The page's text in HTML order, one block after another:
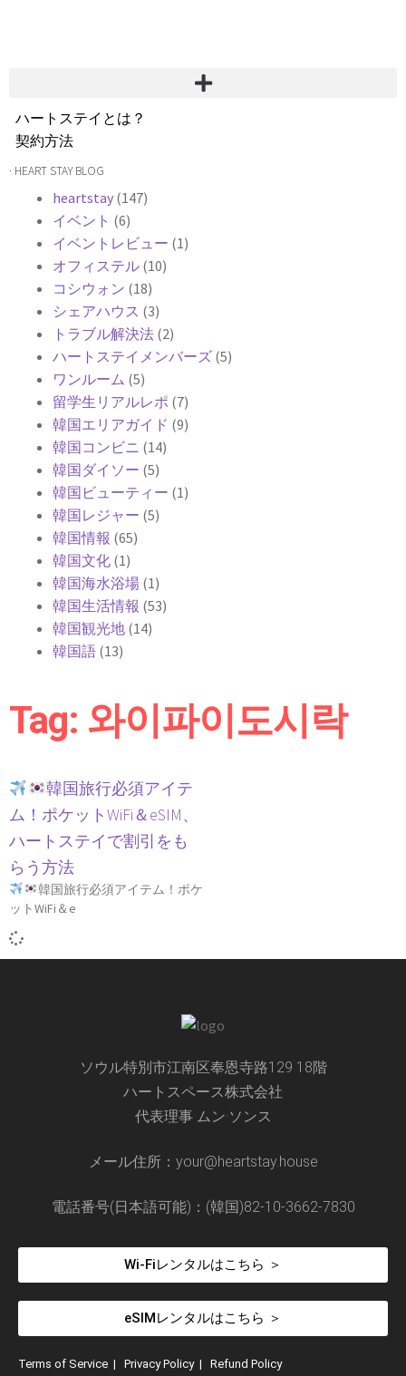
ハートステイとは？
契約方法
韓国不動産情報
よくある質問
Heartee
· HEART STAY BLOG
heartstay (147)
イベント (6)
イベントレビュー (1)
オフィステル (10)
コシウォン (18)
シェアハウス (3)
トラブル解決法 (2)
ハートステイメンバーズ (5)
ワンルーム (5)
留学生リアルレポ (7)
韓国エリアガイド (9)
韓国コンビニ (14)
韓国ダイソー (5)
韓国ビューティー (1)
韓国レジャー (5)
韓国情報 (65)
韓国文化 (1)
韓国海水浴場 (1)
韓国生活情報 (53)
韓国観光地 (14)
韓国語 (13)
Tag: 와이파이도시락
韓国旅行必須アイテ
ム！ポケットWiFi＆eSIM、
ハートステイで割引をも
らう方法
韓国旅行必須アイテム！ポケ
ットWiFi＆e
ソウル特別市江南区奉恩寺路129 18階
ハートスペース株式会社
代表理事 ムン·ソンス
メール住所：your@heartstay.house
電話番号(日本語可能)：(韓国)82-10-3662-7830
Wi-Fiレンタルはこちら ＞
eSIMレンタルはこちら ＞
Terms of Service | Privacy Policy | Refund Policy